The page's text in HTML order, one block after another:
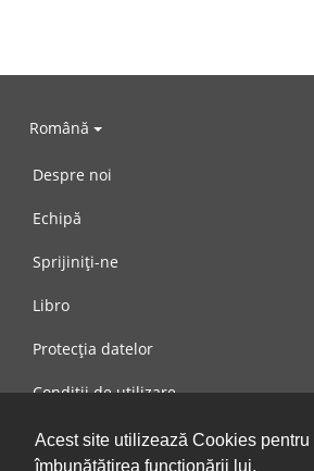
Acest site utilizează Cookies pentru
îmbunătățirea funcționării lui.
Română
Despre noi
Echipă
Sprijiniți-ne
Libro
Protecția datelor
Condiții de utilizare
Mesaj către noi